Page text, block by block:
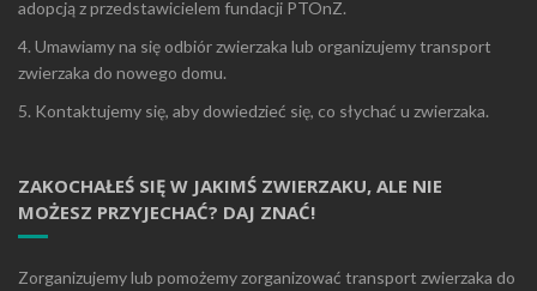
adopcją z przedstawicielem fundacji PTOnZ.
4. Umawiamy na się odbiór zwierzaka lub organizujemy transport
zwierzaka do nowego domu.
5. Kontaktujemy się, aby dowiedzieć się, co słychać u zwierzaka.
ZAKOCHAŁEŚ SIĘ W JAKIMŚ ZWIERZAKU, ALE NIE
MOŻESZ PRZYJECHAĆ? DAJ ZNAĆ!
Zorganizujemy lub pomożemy zorganizować transport zwierzaka do